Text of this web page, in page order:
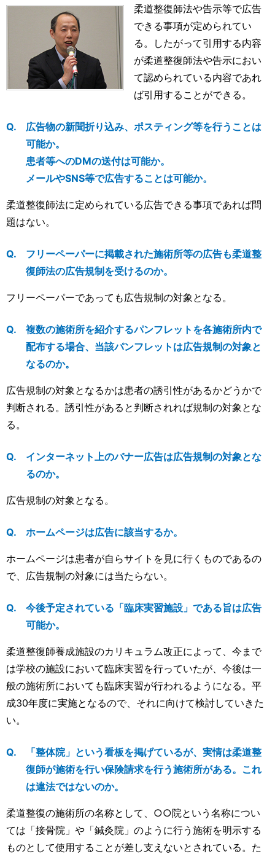
柔道整復師法や告示等で広告
できる事項が定められてい
る。したがって引用する内容
が柔道整復師法や告示におい
て認められている内容であれ
ば引用することができる。
広告物の新聞折り込み、ポスティング等を行うことは
可能か。
患者等へのDMの送付は可能か。
メールやSNS等で広告することは可能か。
柔道整復師法に定められている広告できる事項であれば問
題はない。
フリーペーパーに掲載された施術所等の広告も柔道整
復師法の広告規制を受けるのか。
フリーペーパーであっても広告規制の対象となる。
複数の施術所を紹介するパンフレットを各施術所内で
配布する場合、当該パンフレットは広告規制の対象と
なるのか。
広告規制の対象となるかは患者の誘引性があるかどうかで
判断される。誘引性があると判断されれば規制の対象とな
る。
インターネット上のバナー広告は広告規制の対象とな
るのか。
広告規制の対象となる。
ホームページは広告に該当するか。
ホームページは患者が自らサイトを見に行くものであるの
で、広告規制の対象には当たらない。
今後予定されている「臨床実習施設」である旨は広告
可能か。
柔道整復師養成施設のカリキュラム改正によって、今まで
は学校の施設において臨床実習を行っていたが、今後は一
般の施術所においても臨床実習が行われるようになる。平
成30年度に実施となるので、それに向けて検討していきた
い。
「整体院」という看板を掲げているが、実情は柔道整
復師が施術を行い保険請求を行う施術所がある。これ
は違法ではないのか。
柔道整復の施術所の名称として、○○院という名称につい
ては「接骨院」や「鍼灸院」のように行う施術を明示する
ものとして使用することが差し支えないとされている。た